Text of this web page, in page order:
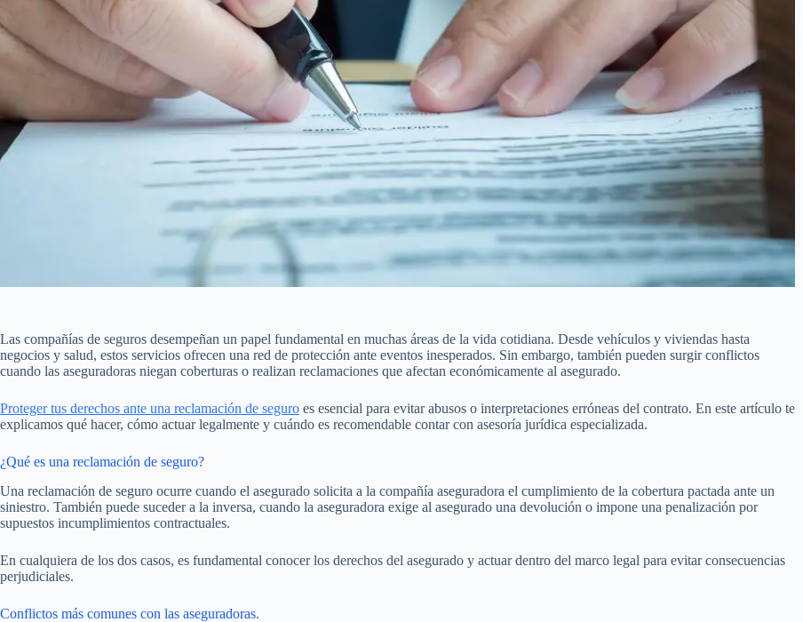
Las compañías de seguros desempeñan un papel fundamental en muchas áreas de la vida cotidiana. Desde vehículos y viviendas hasta
negocios y salud, estos servicios ofrecen una red de protección ante eventos inesperados. Sin embargo, también pueden surgir conflictos
cuando las aseguradoras niegan coberturas o realizan reclamaciones que afectan económicamente al asegurado.
Proteger tus derechos ante una reclamación de seguro es esencial para evitar abusos o interpretaciones erróneas del contrato. En este artículo te
explicamos qué hacer, cómo actuar legalmente y cuándo es recomendable contar con asesoría jurídica especializada.
¿Qué es una reclamación de seguro?
Una reclamación de seguro ocurre cuando el asegurado solicita a la compañía aseguradora el cumplimiento de la cobertura pactada ante un
siniestro. También puede suceder a la inversa, cuando la aseguradora exige al asegurado una devolución o impone una penalización por
supuestos incumplimientos contractuales.
En cualquiera de los dos casos, es fundamental conocer los derechos del asegurado y actuar dentro del marco legal para evitar consecuencias
perjudiciales.
Conflictos más comunes con las aseguradoras.